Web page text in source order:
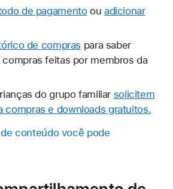
de pagamentoou adicionar
de compras para saber
feitas por membros da
do grupo familiar solicitem
compras e downloads gratuitos.
conteúdo você pode